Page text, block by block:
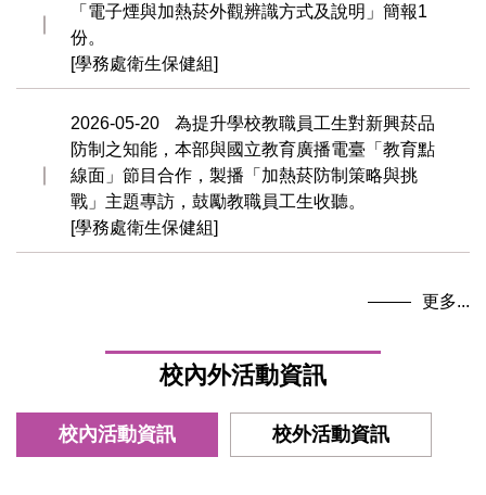
「電子煙與加熱菸外觀辨識方式及說明」簡報1
份。
[學務處衛生保健組]
2026-05-20
為提升學校教職員工生對新興菸品
防制之知能，本部與國立教育廣播電臺「教育點
線面」節目合作，製播「加熱菸防制策略與挑
戰」主題專訪，鼓勵教職員工生收聽。
[學務處衛生保健組]
更多...
校內外活動資訊
校內活動資訊 校外活動資訊